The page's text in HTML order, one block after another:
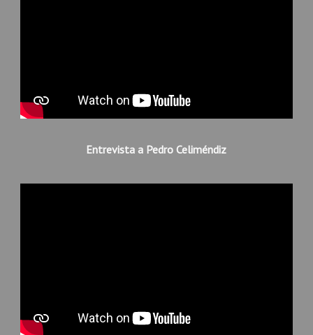
Entrevista a Pedro Celiméndiz